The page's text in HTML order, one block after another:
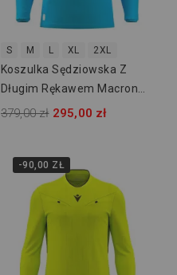
S M L XL 2XL
Koszulka Sędziowska Z
Długim Rękawem Macron
Ponnet Eco 800000153700
379,00 zł 295,00 zł
-90,00 ZŁ